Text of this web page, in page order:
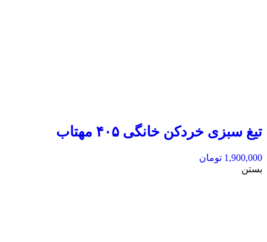
تیغ سبزی خردکن خانگی ۴۰۵ مهتاب
1,900,000 تومان
بستن